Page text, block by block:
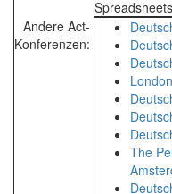
Andere Act-
Konferenzen:
The